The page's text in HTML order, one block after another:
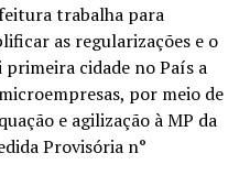
trabalha para
as regularizações e o
cidade no País a
por meio de
e agilização à MP da
Provisória n°